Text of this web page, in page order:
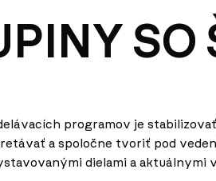
programov je
a spoločne tvoriť pod
dielami a aktuálnymi